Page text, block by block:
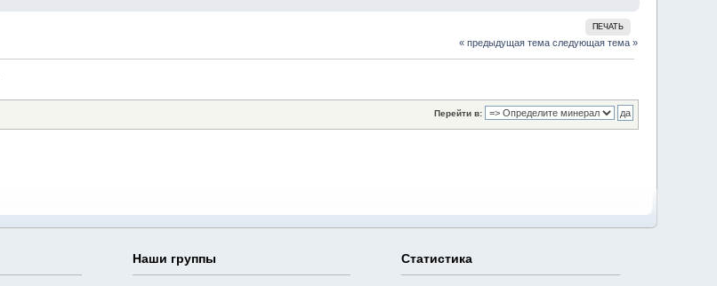
ПЕЧАТЬ
« предыдущая тема следующая тема »
Перейти в:
Наши группы Статистика